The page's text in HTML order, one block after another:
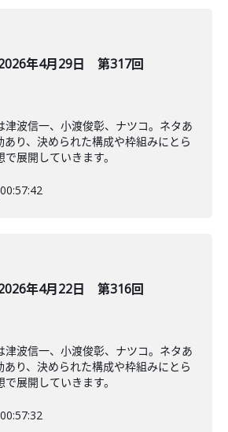
年4月29日 第317回
津波信一、小渡俊彰、ナツコ。ネタあ
あり、決められた構成や枠組みにとら
展開していきます。
00:57:42
年4月22日 第316回
津波信一、小渡俊彰、ナツコ。ネタあ
あり、決められた構成や枠組みにとら
展開していきます。
00:57:32